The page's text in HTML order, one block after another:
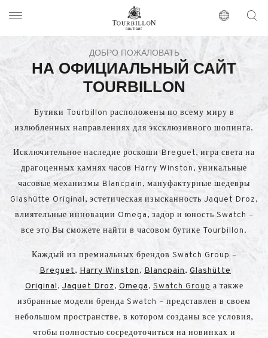
https://www.tourbillon.com/ru
ДОБРО ПОЖАЛОВАТЬ
НА ОФИЦИАЛЬНЫЙ САЙТ
TOURBILLON
Бутики Tourbillon расположены по всему миру в
излюбленных направлениях для эксклюзивного шопинга.
Исключительное наследие роскоши Breguet, игра света на
драгоценных камнях часов Harry Winston, уникальные
часовые механизмы Blancpain, мануфактурные шедевры
Glashütte Original, эстетическая изысканность Jaquet Droz,
влиятельные инновации Omega, задор и юность Swatch –
все это Вы сможете найти в часовом бутике Tourbillon.
Каждый из премиальных брендов Swatch Group –
Breguet , Harry Winston , Blancpain , Glashütte
Original , Jaquet Droz , Omega , Swatch Group а также
избранные модели бренда Swatch – представлен в своем
небольшом пространстве, в котором созданы все условия,
чтобы полностью сосредоточиться на новинках и